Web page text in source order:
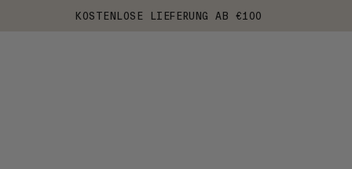
KOSTENLOSE LIEFERUNG AB €100